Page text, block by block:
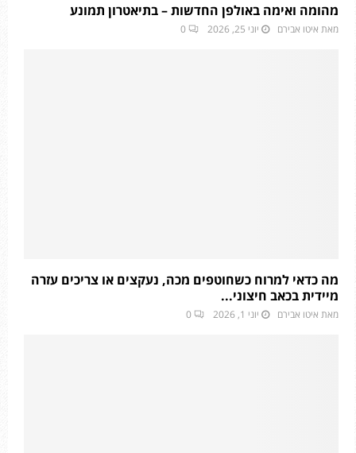
מהומה ואימה באולפן החדשות – בתיאטרון תמונע
מאת איטו אבירם יוני 25, 2026 0
מה כדאי למרוח כשחוטפים מכה, נעקצים או צריכים עזרה
מיידית בכאב חיצוני...
מאת איטו אבירם יוני 1, 2026 0